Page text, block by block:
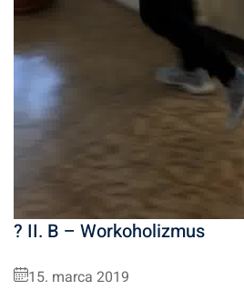
? II. B – Workoholizmus
15. marca 2019